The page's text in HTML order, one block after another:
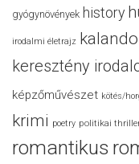
gyógynövények history
irodalmi életrajz
keresztény
képzőművészet kötés/
krimi poetry politikai
romantikus